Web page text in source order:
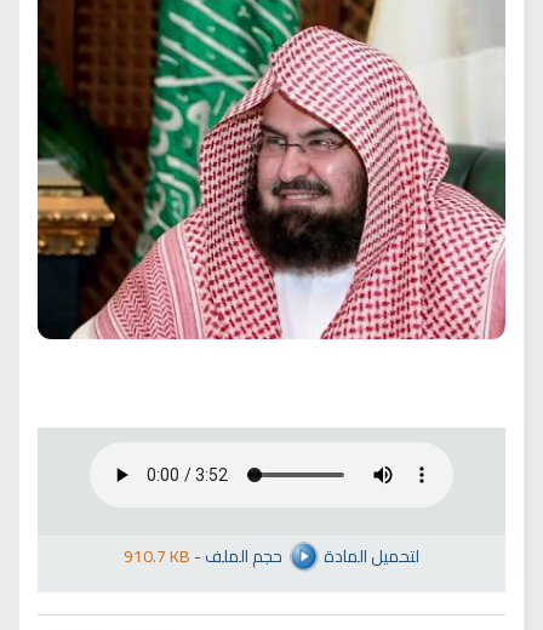
910.7 KB- لتحميل المادة حجم الملف